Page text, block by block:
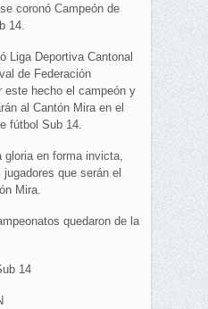
coronó Campeón de
14.
Liga Deportiva Cantonal
de Federación
este hecho el campeón y
al Cantón Mira en el
fútbol Sub 14.
gloria en forma invicta,
que serán el
Mira.
quedaron de la
14